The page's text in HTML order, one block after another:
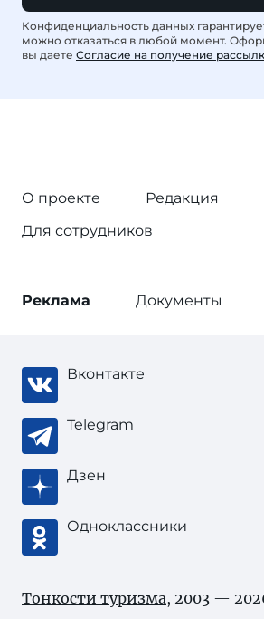
Конфиденциальность данных
можно отказаться в любой момент.
вы даете Согласие на получение
О проекте
Редакция
Для сотрудников
Реклама Документы
Вконтакте
Telegram
Дзен
Одноклассники
Тонкости туризма, 2003 —